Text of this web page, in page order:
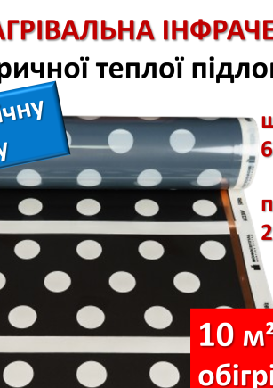
вінілове покриття в рулоні
3D панелі
3D панель (рейка)
3D панель (рулон)
3D панель (плитка)
панель (без клейового шару)
плитка
скла 298х298х4,5мм
(плитка, рулон)
тепла підлога
на метри
інфрачервоної плівкової підлоги
монтажу теплої підлоги Monocrystal під
монтажу теплої підлоги Monocrystal під
теплої підлоги Monocrystal (з
теплої підлоги Monocrystal (з